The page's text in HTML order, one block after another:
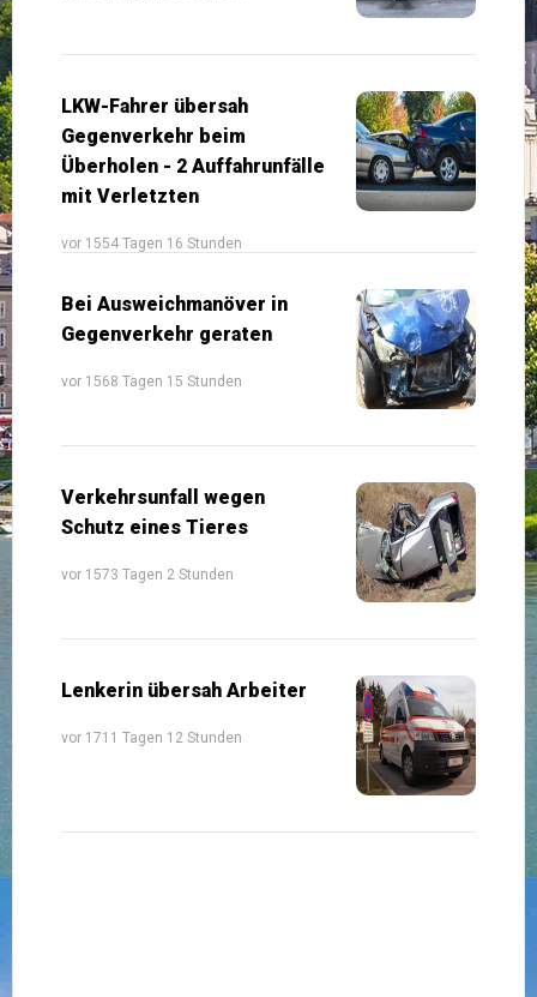
LKW-Fahrer übersah
Gegenverkehr beim
Überholen - 2 Auffahrunfälle
mit Verletzten
vor 1554 Tagen 16 Stunden
Bei Ausweichmanöver in
Gegenverkehr geraten
vor 1568 Tagen 15 Stunden
Verkehrsunfall wegen
Schutz eines Tieres
vor 1573 Tagen 2 Stunden
Lenkerin übersah Arbeiter
vor 1711 Tagen 12 Stunden